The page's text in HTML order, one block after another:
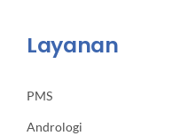
Layanan
PMS
Andrologi